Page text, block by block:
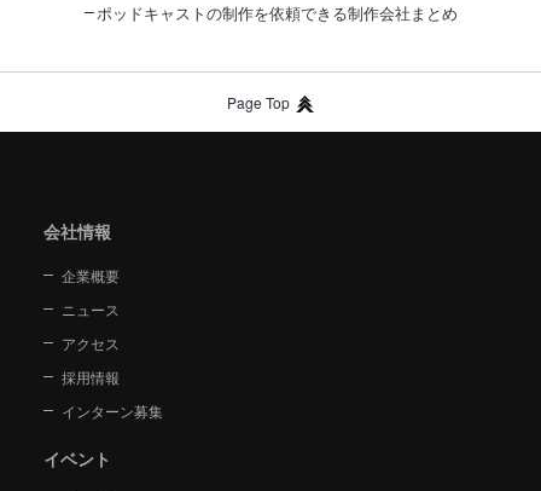
ポッドキャストの制作を依頼できる制作会社まとめ
Page Top
会社情報
企業概要
ニュース
アクセス
採用情報
インターン募集
イベント